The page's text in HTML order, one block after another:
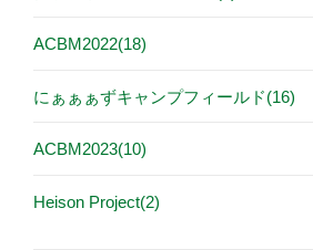
ACBM2022(18)
にぁぁぁずキャンプフィールド(16)
ACBM2023(10)
Heison Project(2)